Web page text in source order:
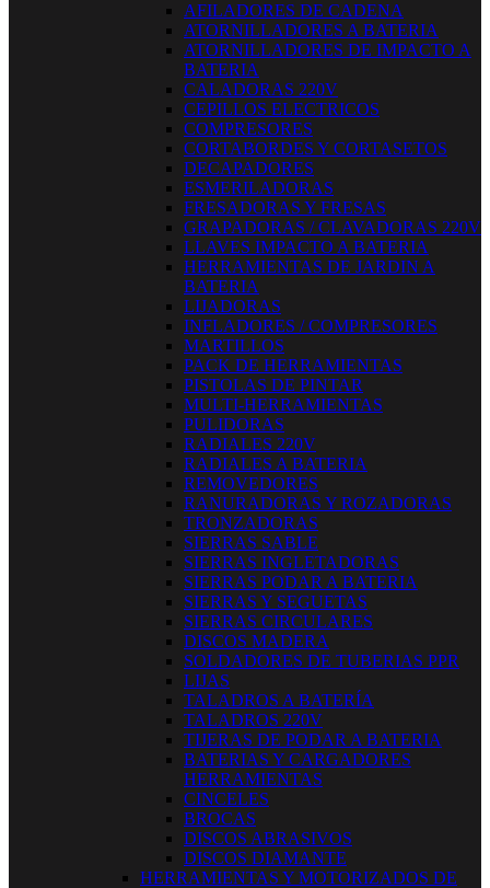
AFILADORES DE CADENA
ATORNILLADORES A BATERIA
ATORNILLADORES DE IMPACTO A
BATERIA
CALADORAS 220V
CEPILLOS ELECTRICOS
COMPRESORES
CORTABORDES Y CORTASETOS
DECAPADORES
ESMERILADORAS
FRESADORAS Y FRESAS
GRAPADORAS / CLAVADORAS 220V
LLAVES IMPACTO A BATERIA
HERRAMIENTAS DE JARDIN A
BATERIA
LIJADORAS
INFLADORES / COMPRESORES
MARTILLOS
PACK DE HERRAMIENTAS
PISTOLAS DE PINTAR
MULTI-HERRAMIENTAS
PULIDORAS
RADIALES 220V
RADIALES A BATERIA
REMOVEDORES
RANURADORAS Y ROZADORAS
TRONZADORAS
SIERRAS SABLE
SIERRAS INGLETADORAS
SIERRAS PODAR A BATERIA
SIERRAS Y SEGUETAS
SIERRAS CIRCULARES
DISCOS MADERA
SOLDADORES DE TUBERIAS PPR
LIJAS
TALADROS A BATERÍA
TALADROS 220V
TIJERAS DE PODAR A BATERIA
BATERIAS Y CARGADORES
HERRAMIENTAS
CINCELES
BROCAS
DISCOS ABRASIVOS
DISCOS DIAMANTE
HERRAMIENTAS Y MOTORIZADOS DE